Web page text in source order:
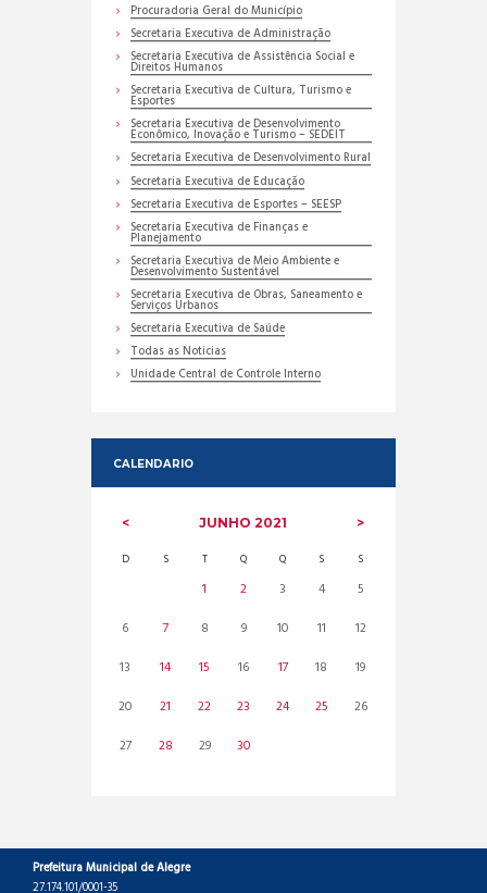
Procuradoria Geral do Município
Secretaria Executiva de Administração
Secretaria Executiva de Assistência Social e
Direitos Humanos
Secretaria Executiva de Cultura, Turismo e
Esportes
Secretaria Executiva de Desenvolvimento
Econômico, Inovação e Turismo – SEDEIT
Secretaria Executiva de Desenvolvimento Rural
Secretaria Executiva de Educação
Secretaria Executiva de Esportes – SEESP
Secretaria Executiva de Finanças e
Planejamento
Secretaria Executiva de Meio Ambiente e
Desenvolvimento Sustentável
Secretaria Executiva de Obras, Saneamento e
Serviços Urbanos
Secretaria Executiva de Saúde
Todas as Noticias
Unidade Central de Controle Interno
CALENDARIO
JUNHO2021
D S T Q Q S S
1 2 3 4
5
6
7 8 9 10 11
12
13
14 15 16 17 18
19
20
21 22 23 24 25
26
27
28 29 30
Prefeitura Municipal de Alegre
27.174.101/0001-35